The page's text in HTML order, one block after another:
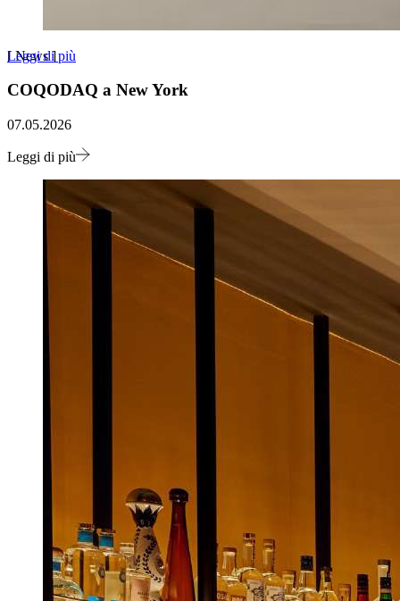
Leggi di più
[News]
COQODAQ a New York
07.05.2026
Leggi di più